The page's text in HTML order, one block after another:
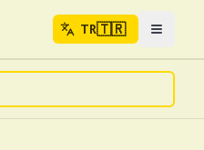
TR🇹🇷 Menuyu
Ana Sayfa